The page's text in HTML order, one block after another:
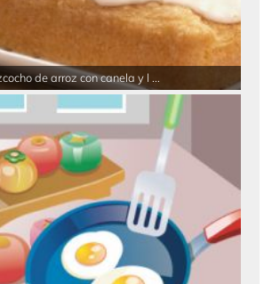
de arroz con canela y l ...